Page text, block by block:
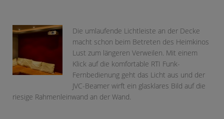
Die umlaufende Lichtleiste an der Decke
macht schon beim Betreten des Heimkinos
Lust zum längeren Verweilen. Mit einem
Klick auf die komfortable RTI Funk-
Fernbedienung geht das Licht aus und der
JVC-Beamer wirft ein glasklares Bild auf die
riesige Rahmenleinwand an der Wand.